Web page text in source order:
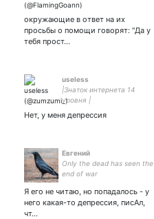
окружающие в ответ на их
просьбы о помощи говорят: "Да у
тебя прост…
useless
|Знаток интернета 14
уровня |
existence is ridiculous! Why
Нет, у меня депрессия
Евгений
Only the dead has seen the
end of war
Я его не читаю, но попадалось - у
него какая-то депрессия, писАл,
чт…